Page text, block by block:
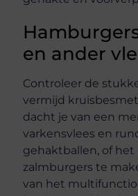
en ander
Controleer de
vermijd
dacht je van een
varkensvlees en
gehaktballen, of het
zalmburgers te
van het